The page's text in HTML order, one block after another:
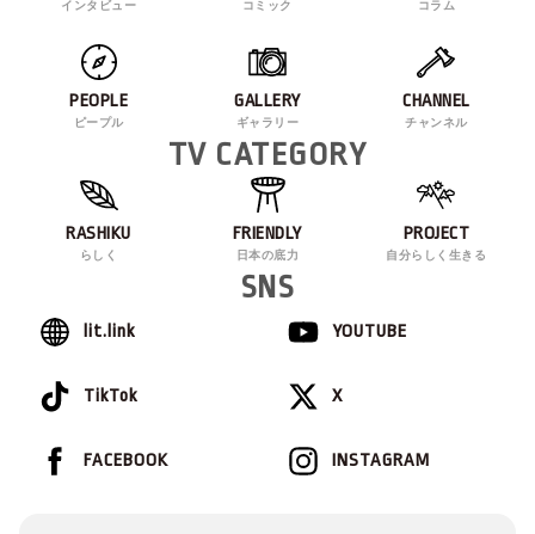
インタビュー コミック コラム
PEOPLE
ピープル
GALLERY
ギャラリー
CHANNEL
チャンネル
TV CATEGORY
RASHIKU
らしく
FRIENDLY
日本の底力
PROJECT
自分らしく生きる
SNS
lit.link YOUTUBE
TikTok X
INSTAGRAM
FACEBOOK